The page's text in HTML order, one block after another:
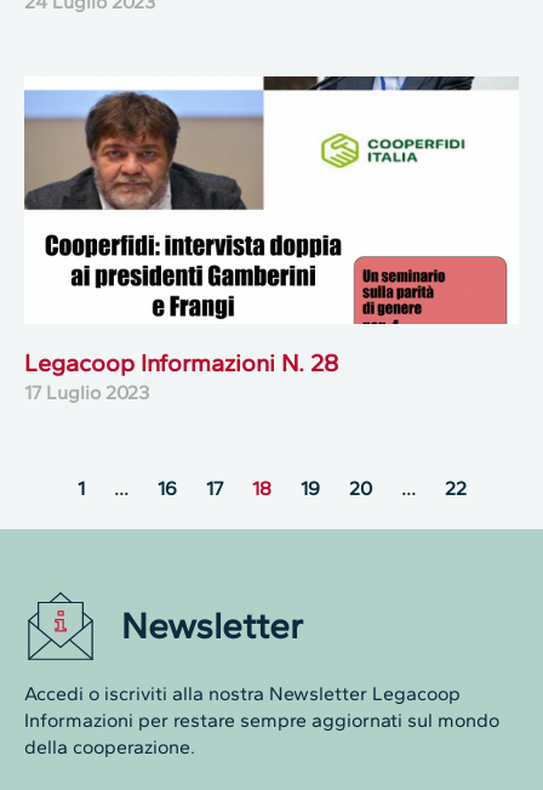
Legacoop Informazioni N. 28
17 Luglio 2023
1 … 16 17 18 19 20 … 22
Newsletter
Accedi o iscriviti alla nostra Newsletter Legacoop
Informazioni per restare sempre aggiornati sul mondo
della cooperazione.